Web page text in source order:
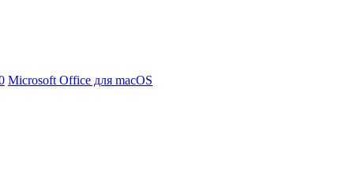
Microsoft Office для macOS